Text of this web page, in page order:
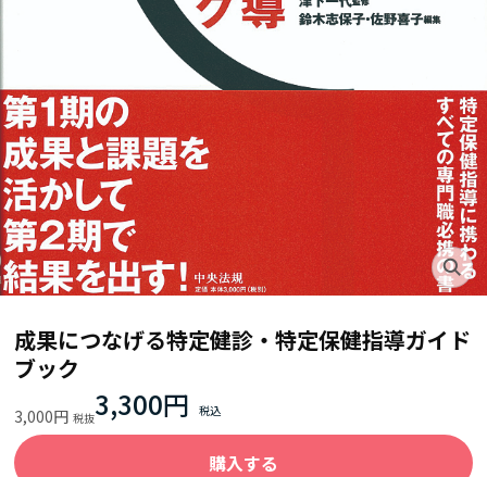
成果につなげる特定健診・特定保健指導ガイド
ブック
3,000円 3,300円
購入する